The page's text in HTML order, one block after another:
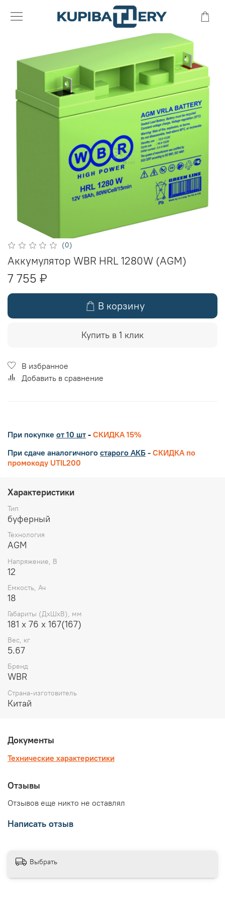
(0)
Аккумулятор WBR HRL 1280W (AGM)
7 755 ₽
В корзину
Купить в 1 клик
В избранное
Добавить в сравнение
При покупке от 10 шт - СКИДКА 15%
При сдаче аналогичного старого АКБ - СКИДКА по
промокоду UTIL200
Характеристики
Тип
буферный
Технология
AGM
Напряжение, В
12
Емкость, Ач
18
Габариты (ДхШхВ), мм
181 х 76 х 167(167)
Вес, кг
5.67
Бренд
WBR
Страна-изготовитель
Китай
Документы
Технические характеристики
Отзывы
Отзывов еще никто не оставлял
Написать отзыв
Выбрать